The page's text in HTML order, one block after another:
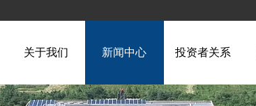
关于我们 新闻中心 投资者关系